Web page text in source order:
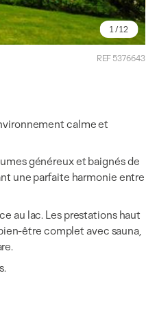
1 / 12
REF 5376643
calme et
généreux et baignés de
une parfaite harmonie entre
au lac. Les prestations haut
être complet avec sauna,